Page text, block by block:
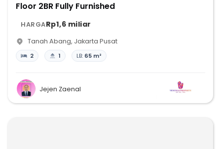
Floor 2BR Fully Furnished
HARGARp1,6 miliar
Tanah Abang, Jakarta Pusat
2 1 LB: 65 m²
Jejen Zaenal